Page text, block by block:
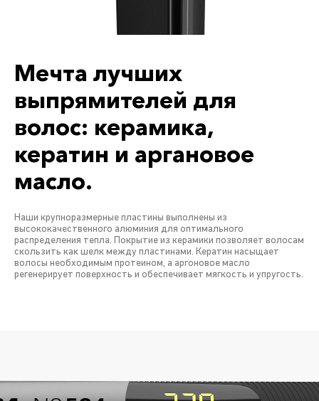
Мечта лучших
выпрямителей для
волос: керамика,
кератин и аргановое
масло.
Наши крупноразмерные пластины выполнены из
высококачественного алюминия для оптимального
распределения тепла. Покрытие из керамики позволяет волосам
скользить как шелк между пластинами. Кератин насыщает
волосы необходимым протеином, а аргоновое масло
регенерирует поверхность и обеспечивает мягкость и упругость.